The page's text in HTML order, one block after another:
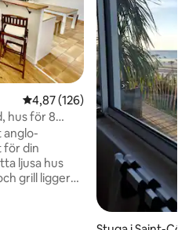
4,87 av 5 i genomsnittligt
4,87 (126)
hus för 8
anglo-
för din
grill ligger